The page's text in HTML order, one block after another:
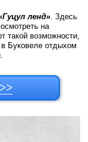
ленд». Здесь
на
такой возможности,
в Буковеле отдыхом